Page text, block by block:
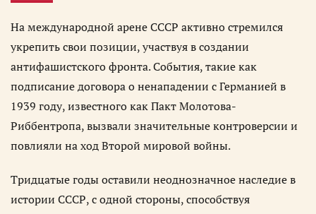
На международной арене СССР активно стремился
укрепить свои позиции, участвуя в создании
антифашистского фронта. События, такие как
подписание договора о ненападении с Германией в
1939 году, известного как Пакт Молотова-
Риббентропа, вызвали значительные контроверсии и
повлияли на ход Второй мировой войны.
Тридцатые годы оставили неоднозначное наследие в
истории СССР, с одной стороны, способствуя